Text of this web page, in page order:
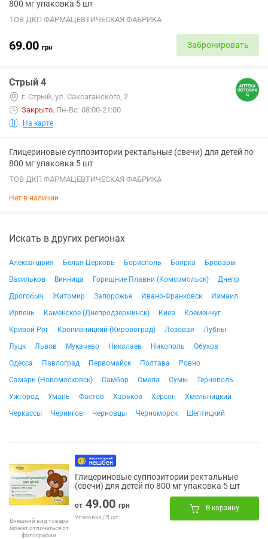
800 мг упаковка 5 шт
ТОВ ДКП ФАРМАЦЕВТИЧЕСКАЯ ФАБРИКА
69.00 грн Забронировать
Стрый 4
г. Стрый, ул. Саксаганского, 2
Закрыто. Пн-Вс: 08:00-21:00
На карте
Глицериновые суппозитории ректальные (свечи) для детей по
800 мг упаковка 5 шт
ТОВ ДКП ФАРМАЦЕВТИЧЕСКАЯ ФАБРИКА
Нет в наличии
Искать в других регионах
Александрия Белая Церковь Борисполь Боярка
Бровары
Васильков
Винница Горишние Плавни (Комсомольск)
Днепр
Дрогобыч
Житомир Запорожье Ивано-Франковск
Измаил
Ирпень
Каменское (Днепродзержинск) Киев
Кременчуг
Кривой Рог
Кропивницкий (Кировоград) Лозовая
Лубны
Луцк
Львов Мукачево Николаев Никополь
Обухов
Одесса
Павлоград Первомайск Полтава
Ровно
Самарь (Новомосковск)
Самбор Смела Сумы
Тернополь
Ужгород
Умань Фастов Харьков Херсон
Хмельницкий
Черкассы
Чернигов Черновцы Черноморск Шептицкий
Внешний вид товара
может отличаться от
фотографии
Глицериновые суппозитории ректальные
(свечи) для детей по 800 мг упаковка 5 шт
от 49.00 грн
Упаковка / 5 шт.
В корзину